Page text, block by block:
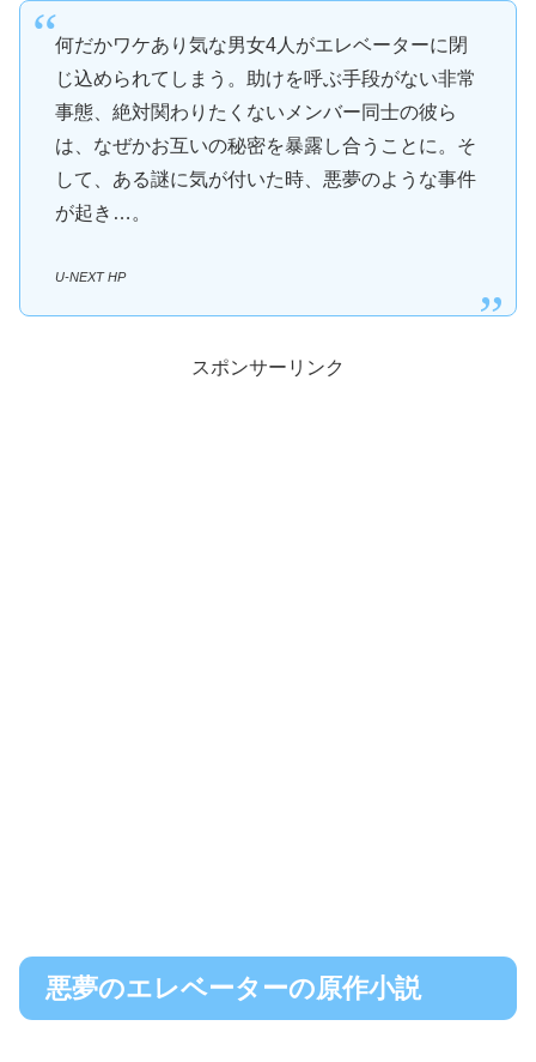
何だかワケあり気な男女4人がエレベーターに閉
じ込められてしまう。助けを呼ぶ手段がない非常
事態、絶対関わりたくないメンバー同士の彼ら
は、なぜかお互いの秘密を暴露し合うことに。そ
して、ある謎に気が付いた時、悪夢のような事件
が起き…。
U-NEXT HP
スポンサーリンク
悪夢のエレベーターの原作小説